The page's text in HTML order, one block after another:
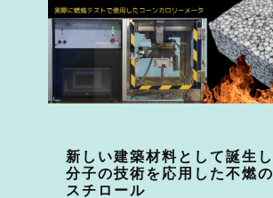
新しい建築材料として誕生
分子の技術を応用した不燃
スチロール